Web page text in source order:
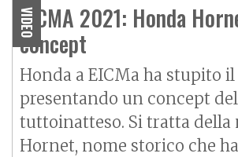
VIDEO
EICMA 2021: Honda
concept
Honda a EICMa ha stupito
presentando un concept del
tuttoinatteso. Si tratta della
Hornet, nome storico che